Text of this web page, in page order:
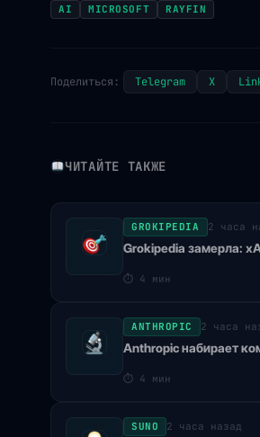
AI MICROSOFT RAYFIN
Поделиться: Telegram X
ЧИТАЙТЕ ТАКЖЕ
GROKIPEDIA 2 часа
Grokipedia замерла:
⏱ 4 мин
ANTHROPIC 2 часа
Anthropic набирает
⏱ 4 мин
SUNO 2 часа назад